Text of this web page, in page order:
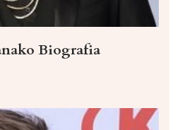
Biografia